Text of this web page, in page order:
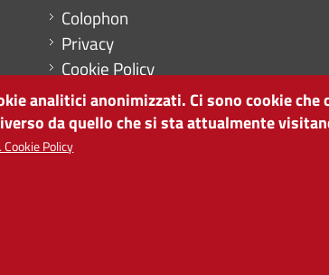
Menu footer
Colophon
Privacy
Cookie Policy
Mappa del sito
Impostazioni cookie
analitici anonimizzati. Ci sono cookie
da quello che si sta attualmente
Policy